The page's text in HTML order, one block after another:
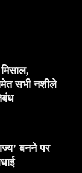
सभी नशीले
बनने पर